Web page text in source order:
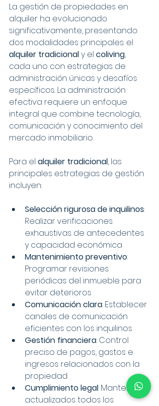
La gestión de propiedades en
alquiler ha evolucionado
significativamente, presentando
dos modalidades principales: el
alquiler tradicional y el coliving,
cada uno con estrategias de
administración únicas y desafíos
específicos. La administración
efectiva requiere un enfoque
integral que combine tecnología,
comunicación y conocimiento del
mercado inmobiliario.
Para el alquiler tradicional, las
principales estrategias de gestión
incluyen:
Selección rigurosa de inquilinos:
Realizar verificaciones
exhaustivas de antecedentes
y capacidad económica
Mantenimiento preventivo:
Programar revisiones
periódicas del inmueble para
evitar deterioros
Comunicación clara: Establecer
canales de comunicación
eficientes con los inquilinos
Gestión financiera: Control
preciso de pagos, gastos e
ingresos relacionados con la
propiedad
Cumplimiento legal: Mantener
actualizados todos los